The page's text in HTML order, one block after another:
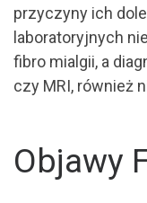
przyczyny ich
laboratoryjnych
fibro mialgii, a
czy MRI, również
Objawy